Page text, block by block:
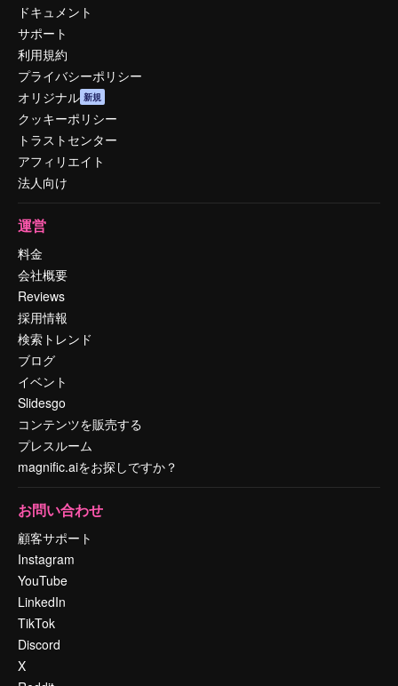
ドキュメント
サポート
利用規約
プライバシーポリシー
オリジナル 新規
クッキーポリシー
トラストセンター
アフィリエイト
法人向け
運営
料金
会社概要
Reviews
採用情報
検索トレンド
ブログ
イベント
Slidesgo
コンテンツを販売する
プレスルーム
magnific.aiをお探しですか？
お問い合わせ
顧客サポート
Instagram
YouTube
LinkedIn
TikTok
Discord
X